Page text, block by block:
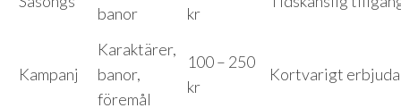
banor
kr
Kampanj
Karaktärer,
banor,
föremål
100 – 250
kr
Kortvarigt